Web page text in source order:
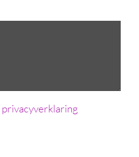
privacyverklaring